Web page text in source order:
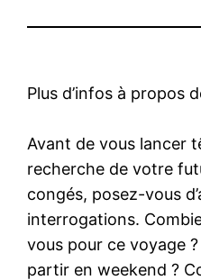
Plus d’infos à propos
Avant de vous lancer
recherche de votre
congés, posez-vous
interrogations.
vous pour ce voyage
partir en weekend ?